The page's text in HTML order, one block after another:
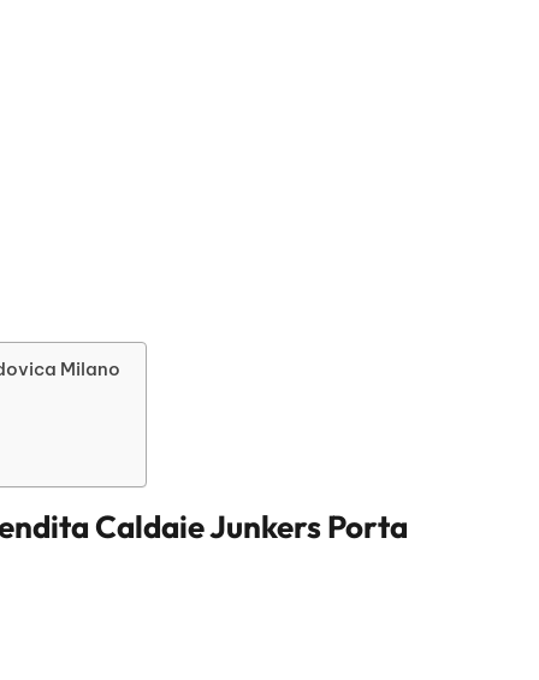
Milano
Caldaie Junkers Porta